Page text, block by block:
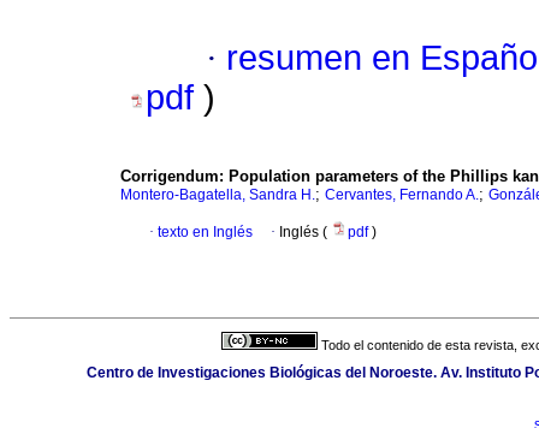
· resumen en
pdf )
Corrigendum: Population parameters of the Phillips
Montero-Bagatella, Sandra H.; Cervantes, Fernando A.;
· texto en Inglés · Inglés ( pdf)
Todo el contenido de esta revista,
Centro de Investigaciones Biológicas del Noroeste. Av. Instituto